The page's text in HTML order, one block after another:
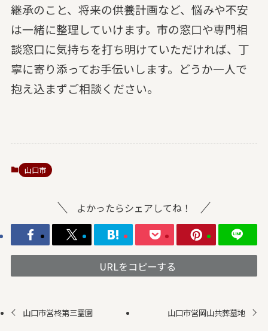
継承のこと、将来の供養計画など、悩みや不安
は一緒に整理していけます。市の窓口や専門相
談窓口に気持ちを打ち明けていただければ、丁
寧に寄り添ってお手伝いします。どうか一人で
抱え込まずご相談ください。
山口市
よかったらシェアしてね！
URLをコピーする
山口市営柊第三霊園 山口市営岡山共葬墓地